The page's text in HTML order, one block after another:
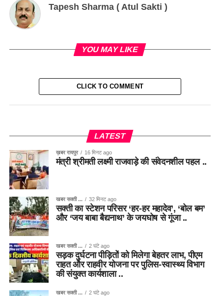
Tapesh Sharma ( Atul Sakti )
YOU MAY LIKE
CLICK TO COMMENT
LATEST
ख़बर रायपुर 16 मिनट ago
मंत्री श्रीमती लक्ष्मी राजवाड़े की संवेदनशील पहल ..
खबर सक्ती ... 32 मिनट ago
सक्ती का स्टेशन परिसर ‘हर-हर महादेव’, ‘बोल बम’
और ‘जय बाबा बैद्यनाथ’ के जयघोष से गूंजा ..
खबर सक्ती ... 2 घंटे ago
सड़क दुर्घटना पीड़ितों को मिलेगा बेहतर लाभ, पीएम
राहत और राहवीर योजना पर पुलिस-स्वास्थ्य विभाग
की संयुक्त कार्यशाला ..
खबर सक्ती ... 2 घंटे ago